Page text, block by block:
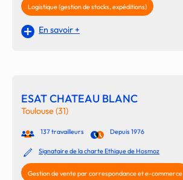
Logistique (gestion de stocks, expéditions)
En savoir +
ESAT CHATEAU BLANC
Toulouse (31)
137 travailleurs Depuis 1976
Signataire de la charte Ethique de Hosmoz
Gestion de vente par correspondance et e-commerce